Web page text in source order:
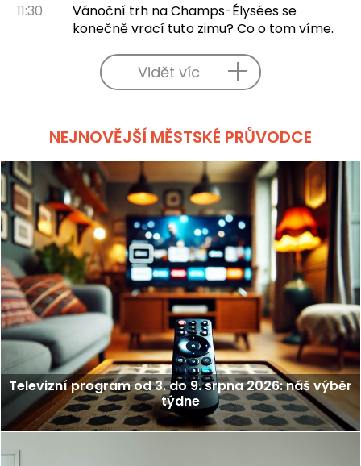
11:30
Vánoční trh na Champs-Élysées se
konečně vrací tuto zimu? Co o tom víme.
Vidět víc
NEJNOVĚJŠÍ MĚSTSKÉ PRŮVODCE
Televizní program od 3. do 9. srpna 2026: náš výběr
týdne